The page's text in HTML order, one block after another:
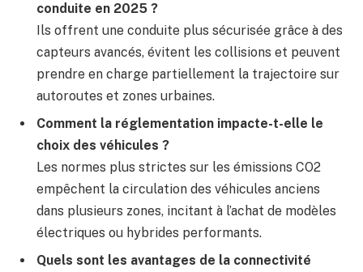
conduite en 2025 ?
Ils offrent une conduite plus sécurisée grâce à des
capteurs avancés, évitent les collisions et peuvent
prendre en charge partiellement la trajectoire sur
autoroutes et zones urbaines.
Comment la réglementation impacte-t-elle le
choix des véhicules ?
Les normes plus strictes sur les émissions CO2
empêchent la circulation des véhicules anciens
dans plusieurs zones, incitant à l’achat de modèles
électriques ou hybrides performants.
Quels sont les avantages de la connectivité